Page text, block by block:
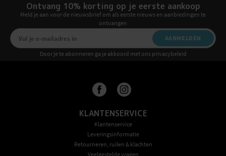
Ontvang 10% korting op je eerste aankoop
Meld je aan voor de nieuwsbrief om als eerste nieuws en aanbiedingen te
ontvangen
AANMELDEN
Door je te abonneren ga je akkoord met ons privacybeleid
KLANTENSERVICE
Klantenservice
Leveringsinformatie
Retourneren, ruilen & klachten
Veelgestelde vragen